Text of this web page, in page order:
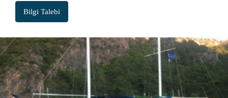
Bilgi Talebi